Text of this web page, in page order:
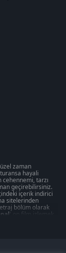
zaman
hayali
tarzı
geçirebilirsiniz.
içerik indirici
sitelerinden
bölüm olarak
' on film izlemek
aksiyon, macera
değerlendirdiğinizi